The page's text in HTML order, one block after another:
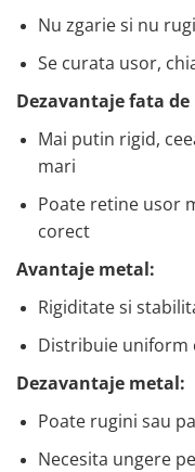
Nu zgarie si nu
Se curata usor,
Dezavantaje fata
Mai putin rigid,
mari
Poate retine usor
corect
Avantaje metal:
Rigiditate si
Distribuie uniform
Dezavantaje metal:
Poate rugini sau
Necesita ungere